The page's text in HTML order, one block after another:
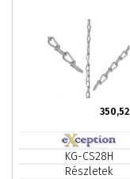
350,52
KG-CS28H
Részletek